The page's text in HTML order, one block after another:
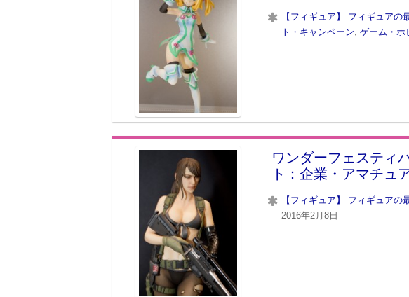
【フィギュア】 フィギュア
ト・キャンペーン, ゲーム・ホ
ワンダーフェスティ
ト：企業・アマチュ
【フィギュア】 フィギュア
2016年2月8日